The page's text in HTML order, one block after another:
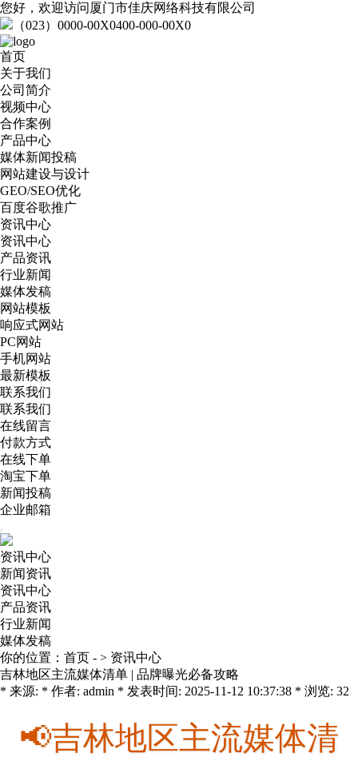
您好，欢迎访问厦门市佳庆网络科技有限公司
（023）0000-00X0400-000-00X0
首页
关于我们
公司简介
视频中心
合作案例
产品中心
媒体新闻投稿
网站建设与设计
GEO/SEO优化
百度谷歌推广
资讯中心
资讯中心
产品资讯
行业新闻
媒体发稿
网站模板
响应式网站
PC网站
手机网站
最新模板
联系我们
联系我们
在线留言
付款方式
在线下单
淘宝下单
新闻投稿
企业邮箱
资讯中心
新闻资讯
资讯中心
产品资讯
行业新闻
媒体发稿
你的位置： 首页 - > 资讯中心
吉林地区主流媒体清单 | 品牌曝光必备攻略
* 来源: * 作者: admin * 发表时间: 2025-11-12 10:37:38 * 浏览: 32
📢吉林地区主流媒体清